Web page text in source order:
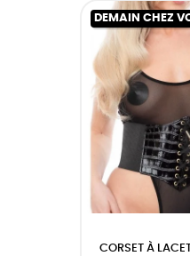
DEMAIN CHEZ
CORSET À